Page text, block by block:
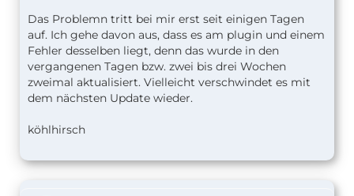
Das Problemn tritt bei mir erst seit einigen Tagen
auf. Ich gehe davon aus, dass es am plugin und einem
Fehler desselben liegt, denn das wurde in den
vergangenen Tagen bzw. zwei bis drei Wochen
zweimal aktualisiert. Vielleicht verschwindet es mit
dem nächsten Update wieder.
köhlhirsch